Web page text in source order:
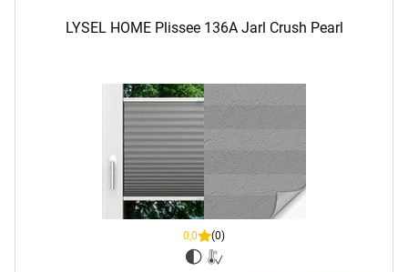
LYSEL HOME Plissee 136A Jarl Crush Pearl
0,0 (0)